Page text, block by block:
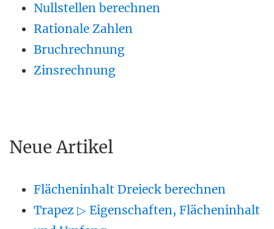
Nullstellen berechnen
Rationale Zahlen
Bruchrechnung
Zinsrechnung
Neue Artikel
Flächeninhalt Dreieck berechnen
Trapez ▷ Eigenschaften, Flächeninhalt